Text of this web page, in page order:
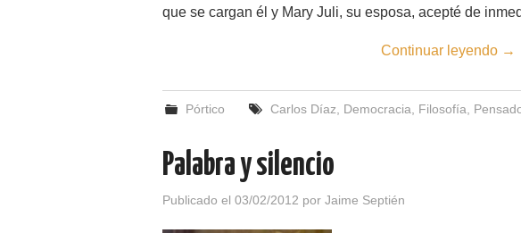
que se cargan él y Mary Juli, su esposa, acepté de
Continuar leyendo →
Pórtico Carlos Díaz Democracia Filosofía
Palabra y silencio
Publicado el 03/02/2012 por Jaime Septién